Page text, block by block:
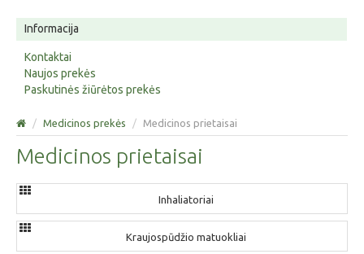
Informacija
Kontaktai
Naujos prekės
Paskutinės žiūrėtos prekės
/ Medicinos prekės / Medicinos prietaisai
Medicinos prietaisai
Inhaliatoriai
Kraujospūdžio matuokliai